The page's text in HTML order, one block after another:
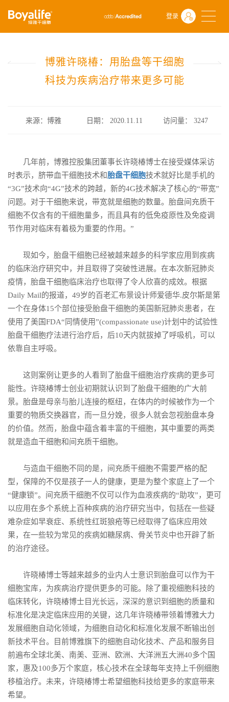
登录
首页 什么是干细胞
前沿动态
博雅许晓椿：用胎盘等干细胞科技为疾病治疗带来更多可能
博雅许晓椿：用胎盘等干细胞
科技为疾病治疗带来更多可能
来源：博雅 日期： 2020.11.11 访问量：3247
几年前，博雅控股集团董事长许晓椿博士在接受媒体采访
时表示，脐带血干细胞技术和胎盘干细胞技术就好比是手机的
“3G”技术向“4G”技术的跨越，新的4G技术解决了核心的“带宽”
问题。对于干细胞来说，带宽就是细胞的数量。胎盘间充质干
细胞不仅含有的干细胞量多，而且具有的低免疫原性及免疫调
节作用对临床有着极为重要的作用。”
现如今，胎盘干细胞已经被越来越多的科学家应用到疾病
的临床治疗研究中，并且取得了突破性进展。在本次新冠肺炎
疫情，胎盘干细胞临床治疗也取得了令人欣喜的成效。根据
Daily Mail的报道，49岁的百老汇布景设计师爱德华.皮尔斯是第
一个在身体15个部位接受胎盘干细胞的美国新冠肺炎患者，在
使用了美国FDA“同情使用”(compassionate use)计划中的试验性
胎盘干细胞疗法进行治疗后，后10天内就拔掉了呼吸机，可以
依靠自主呼吸。
这则案例让更多的人看到了胎盘干细胞治疗疾病的更多可
能性。许晓椿博士创业初期就认识到了胎盘干细胞的广大前
景。胎盘是母亲与胎儿连接的枢纽，在体内的时候被作为一个
重要的物质交换器官，而一旦分娩，很多人就会忽视胎盘本身
的价值。然而，胎盘中蕴含着丰富的干细胞，其中重要的两类
就是造血干细胞和间充质干细胞。
与造血干细胞不同的是，间充质干细胞不需要严格的配
型，保障的不仅是孩子一人的健康，更是为整个家庭上了一个
“健康锁”。间充质干细胞不仅可以作为血液疾病的“助攻”，更可
以应用在多个系统上百种疾病的治疗研究当中，包括在一些疑
难杂症如早衰症、系统性红斑狼疮等已经取得了临床应用效
果，在一些较为常见的疾病如糖尿病、骨关节炎中也开辟了新
的治疗途径。
许晓椿博士等越来越多的业内人士意识到胎盘可以作为干
细胞宝库，为疾病治疗提供更多的可能。除了重视细胞科技的
临床转化，许晓椿博士目光长远，深深的意识到细胞的质量和
标准化是决定临床应用的关键，这几年许晓椿带领着博雅大力
发展细胞自动化领域，为细胞自动化和标准化发展不断输出创
新技术平台。目前博雅旗下的细胞自动化技术、产品和服务目
前遍布全球北美、南美、亚洲、欧洲、大洋洲五大洲40多个国
家，惠及100多万个家庭，核心技术在全球每年支持上千例细胞
移植治疗。未来，许晓椿博士希望细胞科技给更多的家庭带来
希望。